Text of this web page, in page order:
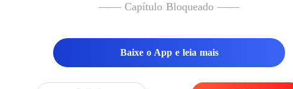
—— Capítulo Bloqueado ——
Baixe o App e leia mais